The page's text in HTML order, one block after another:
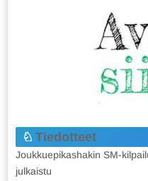
Tiedotteet
Joukkuepikashakin SM-
julkaistu